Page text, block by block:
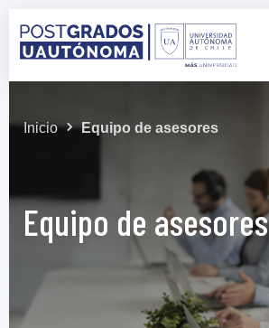
Inicio Equipo de asesores
Equipo de asesores